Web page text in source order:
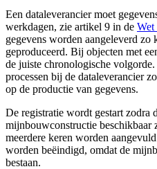
Een dataleverancier moet
werkdagen, zie artikel 9 in de Wet
gegevens worden aangeleverd
geproduceerd. Bij objecten met
de juiste chronologische
processen bij de dataleverancier
op de productie van gegevens.
De registratie wordt gestart zodra
mijnbouwconstructie beschikbaar
meerdere keren worden
worden beëindigd, omdat de
bestaan.